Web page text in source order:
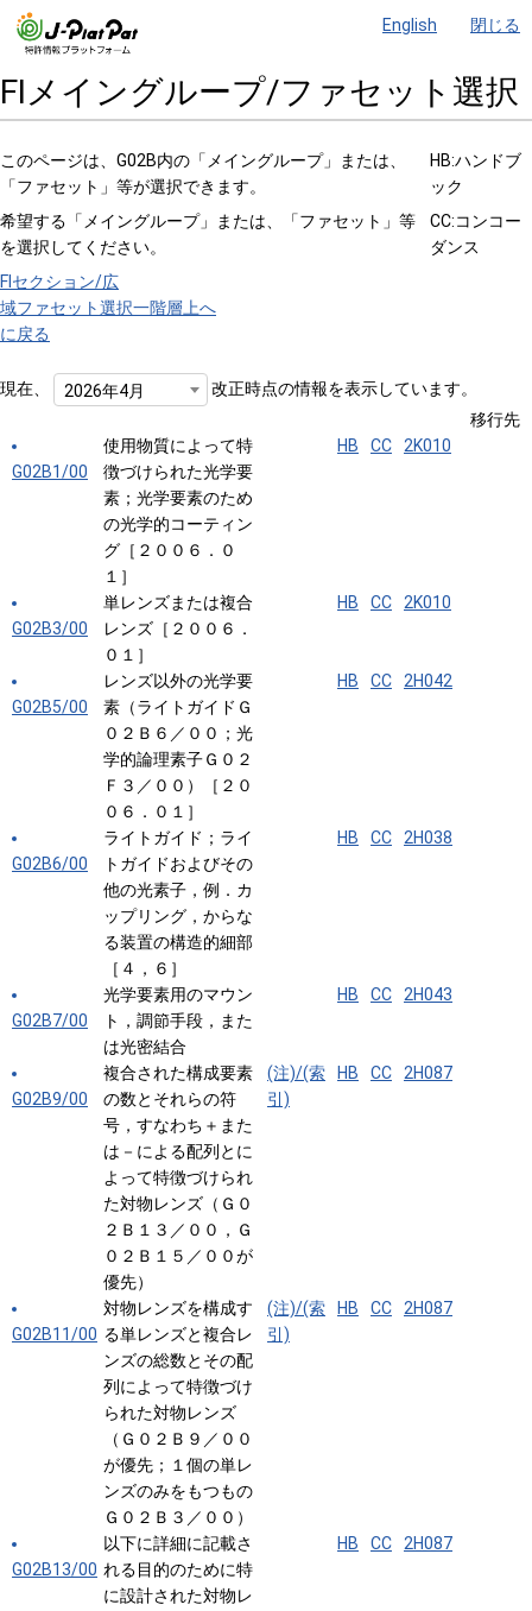
English 閉じる
FIメイングループ/ファセット選択
このページは、G02B内の「メイングループ」または、
「ファセット」等が選択できます。
HB:ハンドブ
ック
希望する「メイングループ」または、「ファセット」等
を選択してください。
CC:コンコー
ダンス
FIセクション/広
域ファセット選択
に戻る
一階層上へ
現在、 2026年4月
改正時点の情報を表示しています。
移行先
G02B1/00
使用物質によって特
徴づけられた光学要
素；光学要素のため
の光学的コーティン
グ［２００６．０
１］
HB CC 2K010
G02B3/00
単レンズまたは複合
レンズ［２００６．
０１］
HB CC 2K010
G02B5/00
レンズ以外の光学要
素（ライトガイドＧ
０２Ｂ６／００；光
学的論理素子Ｇ０２
Ｆ３／００）［２０
０６．０１］
HB CC 2H042
G02B6/00
ライトガイド；ライ
トガイドおよびその
他の光素子，例．カ
ップリング，からな
る装置の構造的細部
［４，６］
HB CC 2H038
G02B7/00
光学要素用のマウン
ト，調節手段，また
は光密結合
HB CC 2H043
G02B9/00
複合された構成要素
の数とそれらの符
号，すなわち＋また
は－による配列とに
よって特徴づけられ
た対物レンズ（Ｇ０
２Ｂ１３／００，Ｇ
０２Ｂ１５／００が
優先）
(注)/(索
引)
HB CC 2H087
G02B11/00
対物レンズを構成す
る単レンズと複合レ
ンズの総数とその配
列によって特徴づけ
られた対物レンズ
（Ｇ０２Ｂ９／００
が優先；１個の単レ
ンズのみをもつもの
Ｇ０２Ｂ３／００）
(注)/(索
引)
HB CC 2H087
G02B13/00
以下に詳細に記載さ
れる目的のために特
に設計された対物レ
HB CC 2H087